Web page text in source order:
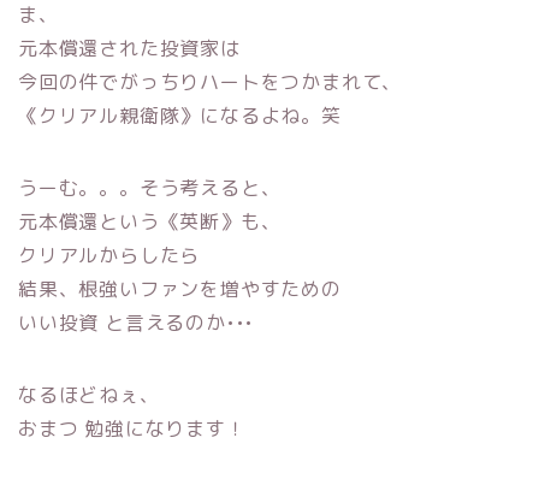
ま、
元本償還された投資家は
今回の件でがっちりハートをつかまれて、
《クリアル親衛隊》になるよね。笑
うーむ。。。そう考えると、
元本償還という《英断》も、
クリアルからしたら
結果、根強いファンを増やすための
いい投資 と言えるのか•••
なるほどねぇ、
おまつ 勉強になります！